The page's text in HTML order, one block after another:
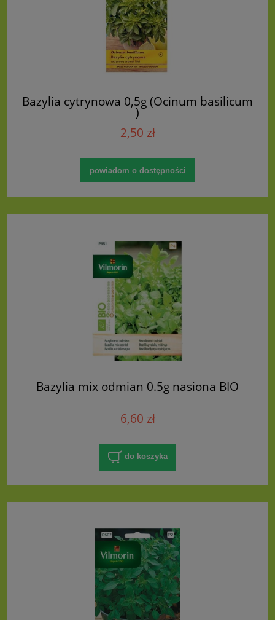
Bazylia cytrynowa 0,5g (Ocinum basilicum
)
2,50 zł
powiadom o dostępności
Bazylia mix odmian 0.5g nasiona BIO
6,60 zł
do koszyka